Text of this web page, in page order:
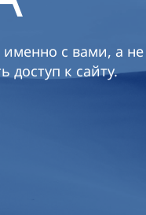
с вами, а
доступ к сайту.